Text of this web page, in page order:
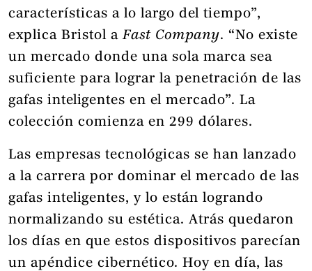
características a lo largo del tiempo”,
explica Bristol aFast Company. “No existe
un mercado donde una sola marca sea
suficiente para lograr la penetración de las
gafas inteligentes en el mercado”. La
colección comienza en 299 dólares.
Las empresas tecnológicas se han lanzado
a la carrera por dominar el mercado de las
gafas inteligentes, y lo están logrando
normalizando su estética. Atrás quedaron
los días en que estos dispositivos parecían
un apéndice cibernético. Hoy en día, las